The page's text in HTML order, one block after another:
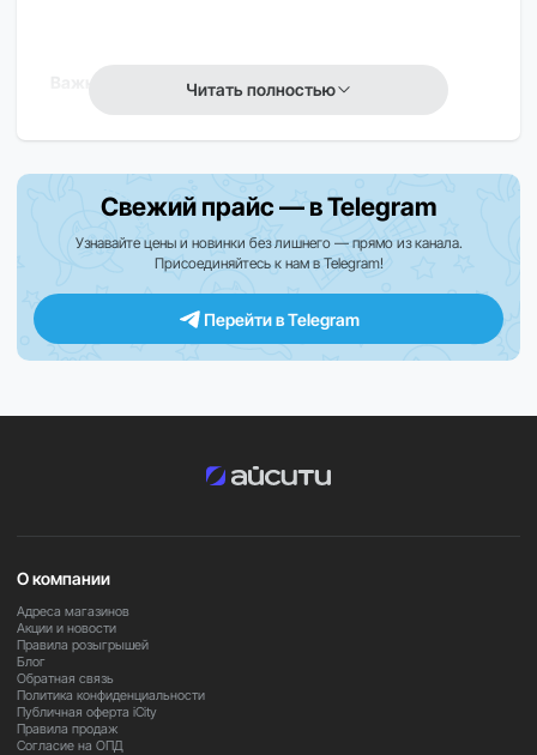
В зависимости от региона поставки часть функций
Профессиональные инструменты для подготовки
к марафону, триатлону и интервальным тренировкам.
благодаря двухчастотному GPS.
Читать полностью
Свежий прайс — в Telegram
Узнавайте цены и новинки без лишнего — прямо из канала.
Присоединяйтесь к нам в Telegram!
Перейти в Telegram
О компании
Адреса магазинов
Акции и новости
Правила розыгрышей
Блог
Обратная связь
Политика конфиденциальности
Публичная оферта iCity
Правила продаж
Согласие на ОПД